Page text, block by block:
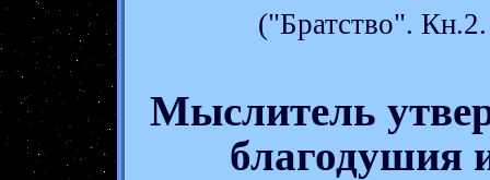
("Братство".
Мыслитель
благодушия